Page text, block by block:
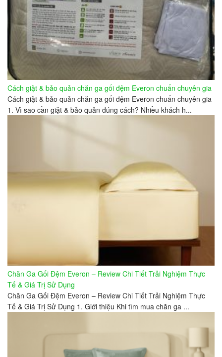
Cách giặt & bảo quản chăn ga gối đệm Everon chuẩn chuyên gia
Cách giặt & bảo quản chăn ga gối đệm Everon chuẩn chuyên gia
1. Vì sao cần giặt & bảo quản đúng cách? Nhiều khách h...
Chăn Ga Gối Đệm Everon – Review Chi Tiết Trải Nghiệm Thực
Tế & Giá Trị Sử Dụng
Chăn Ga Gối Đệm Everon – Review Chi Tiết Trải Nghiệm Thực
Tế & Giá Trị Sử Dụng 1. Giới thiệu Khi tìm mua chăn ga ...